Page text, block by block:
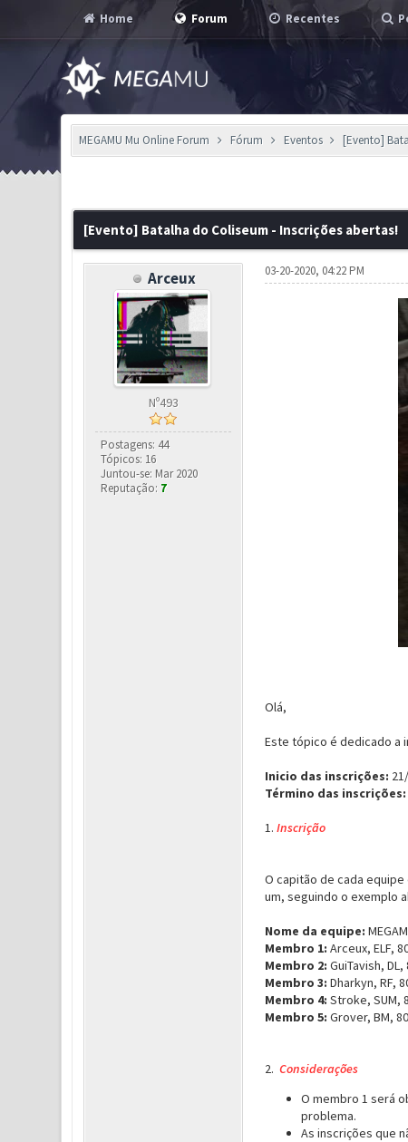
Home Forum Recentes
MEGAMU Mu Online Forum Fórum Eventos [Evento]
[Evento] Batalha do Coliseum - Inscrições abertas!
Arceux
Nº493
Postagens: 44
Tópicos: 16
Juntou-se: Mar 2020
Reputação: 7
03-20-2020, 04:22 PM
Olá,
Este tópico é dedicado a
Inicio das inscrições:
Término das inscrições:
1. Inscrição
O capitão de cada
um, seguindo o exemplo
Nome da equipe:
Membro 1: Arceux, ELF,
Membro 2: GuiTavish,
Membro 3: Dharkyn, RF,
Membro 4: Stroke, SUM,
Membro 5: Grover, BM,
2. Considerações
O membro 1 será
problema.
As inscrições que